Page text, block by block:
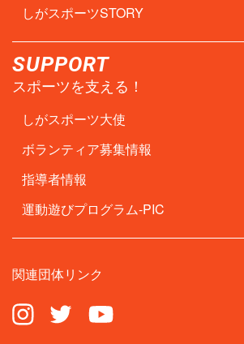
しがスポーツSTORY
SUPPORT
スポーツを支える！
しがスポーツ大使
ボランティア募集情報
指導者情報
運動遊びプログラム-PIC
関連団体リンク